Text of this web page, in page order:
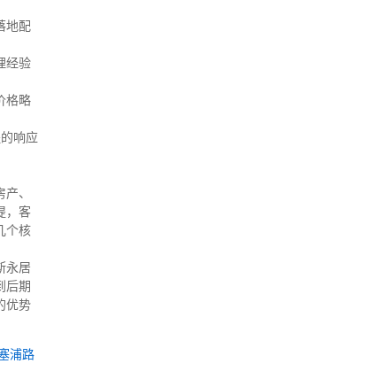
地配
经验
格略
响应
、
，客
个核
永居
后期
优势
浦路